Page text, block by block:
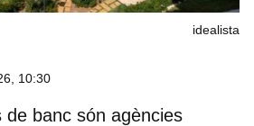
idealista
10:30
de banc són agències